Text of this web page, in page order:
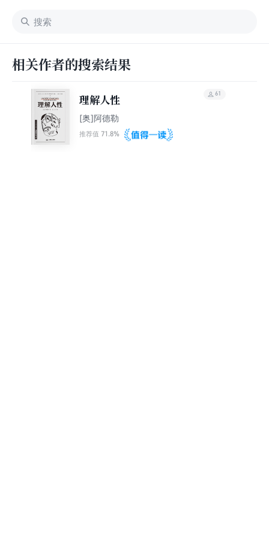
相关作者的搜索结果
理解人性
[奥]阿德勒
推荐值 71.8%
61